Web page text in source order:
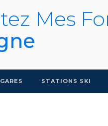
Mes
GARES STATIONS SKI